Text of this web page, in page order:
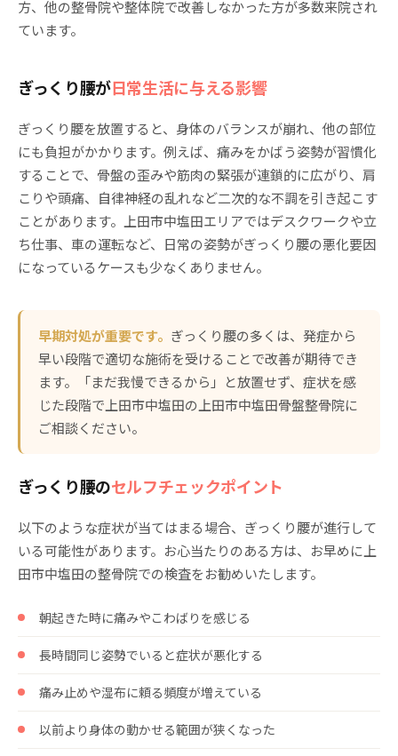
方、他の整骨院や整体院で改善しなかった方が多数来院され
ています。
ぎっくり腰が日常生活に与える影響
ぎっくり腰を放置すると、身体のバランスが崩れ、他の部位
にも負担がかかります。例えば、痛みをかばう姿勢が習慣化
することで、骨盤の歪みや筋肉の緊張が連鎖的に広がり、肩
こりや頭痛、自律神経の乱れなど二次的な不調を引き起こす
ことがあります。上田市中塩田エリアではデスクワークや立
ち仕事、車の運転など、日常の姿勢がぎっくり腰の悪化要因
になっているケースも少なくありません。
早期対処が重要です。 ぎっくり腰の多くは、発症から
早い段階で適切な施術を受けることで改善が期待でき
ます。「まだ我慢できるから」と放置せず、症状を感
じた段階で上田市中塩田の上田市中塩田骨盤整骨院に
ご相談ください。
ぎっくり腰のセルフチェックポイント
以下のような症状が当てはまる場合、ぎっくり腰が進行して
いる可能性があります。お心当たりのある方は、お早めに上
田市中塩田の整骨院での検査をお勧めいたします。
朝起きた時に痛みやこわばりを感じる
長時間同じ姿勢でいると症状が悪化する
痛み止めや湿布に頼る頻度が増えている
以前より身体の動かせる範囲が狭くなった